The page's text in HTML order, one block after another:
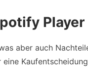
Player
aber auch
Kaufentscheidung